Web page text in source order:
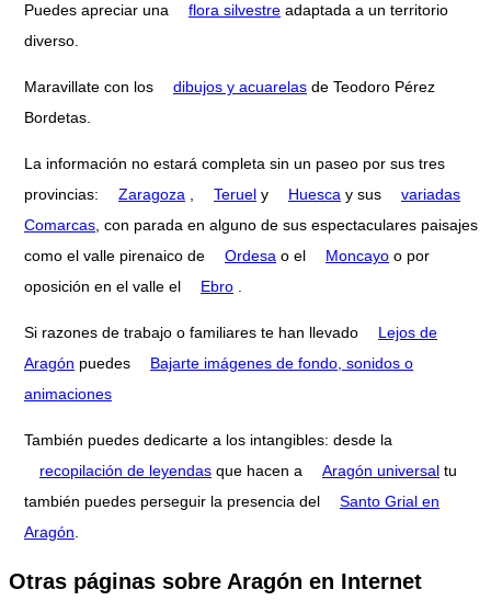
Puedes apreciar una flora silvestre adaptada a un territorio
diverso.
Maravillate con los dibujos y acuarelas de Teodoro Pérez
Bordetas.
La información no estará completa sin un paseo por sus tres
provincias:
Zaragoza Teruel y Huesca y sus
variadas
Comarcas , con parada en alguno de sus espectaculares paisajes
como el valle pirenaico de
Ordesa o el Moncayo o por
oposición en el valle el
Ebro
Si razones de trabajo o familiares te han llevado
Lejos de
Aragón puedes
Bajarte imágenes de fondo, sonidos o
animaciones
También puedes dedicarte a los intangibles: desde la
recopilación de leyendas que hacen a Aragón universal tu
también puedes perseguir la presencia del
Santo Grial en
Aragón
Otras páginas sobre Aragón en Internet